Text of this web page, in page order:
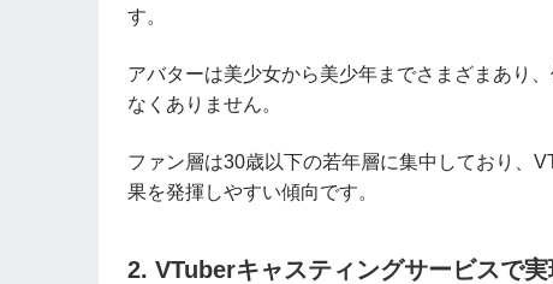
す。
アバターは美少女から美少年までさまざまあり
なくありません。
ファン層は30歳以下の若年層に集中しており、
果を発揮しやすい傾向です。
2. VTuberキャスティングサービスで実